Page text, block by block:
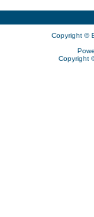
Copyright ©
Copyright